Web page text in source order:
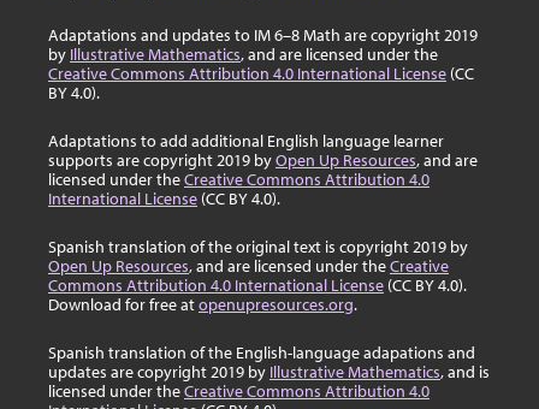
Adaptations and updates to IM 6–8 Math are copyright 2019
by Illustrative Mathematics, and are licensed under the
Creative Commons Attribution 4.0 International License (CC
BY 4.0).
Adaptations to add additional English language learner
supports are copyright 2019 byOpen Up Resources, and are
licensed under theCreative Commons Attribution 4.0
International License (CC BY 4.0).
Spanish translation of the original text is copyright 2019 by
Open Up Resources, and are licensed under theCreative
Commons Attribution 4.0 International License (CC BY 4.0).
Download for free atopenupresources.org.
Spanish translation of the English-language adapations and
updates are copyright 2019 by Illustrative Mathematics, and is
licensed under theCreative Commons Attribution 4.0